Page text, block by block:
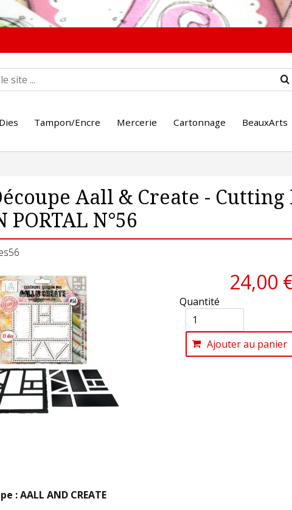
Tampon/Encre Mercerie Cartonnage BeauxArts
Aall & Create - Cutting
PORTAL N°56
24,00
Quantité
Ajouter au panier
: AALL AND CREATE